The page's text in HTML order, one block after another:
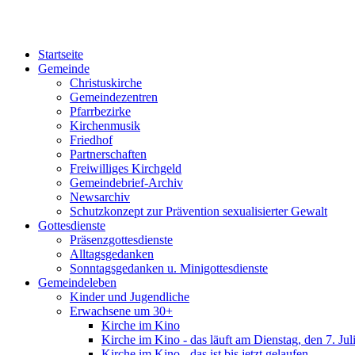
Startseite
Gemeinde
Christuskirche
Gemeindezentren
Pfarrbezirke
Kirchenmusik
Friedhof
Partnerschaften
Freiwilliges Kirchgeld
Gemeindebrief-Archiv
Newsarchiv
Schutzkonzept zur Prävention sexualisierter Gewalt
Gottesdienste
Präsenzgottesdienste
Alltagsgedanken
Sonntagsgedanken u. Minigottesdienste
Gemeindeleben
Kinder und Jugendliche
Erwachsene um 30+
Kirche im Kino
Kirche im Kino - das läuft am Dienstag, den 7.